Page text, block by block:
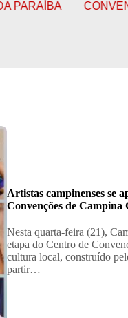
CONVENÇÃO “PRA
Artistas campinenses se
Convenções de Campina
Nesta quarta-feira (21),
etapa do Centro de
cultura local, construído
partir…